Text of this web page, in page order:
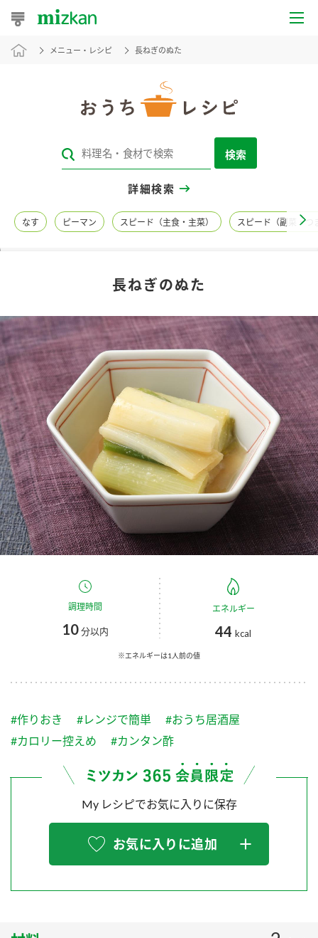
おうちレシピ
レシピカテゴリ一覧
レシピ名特集
商品カテゴリ
酢 調味酢
お酢ドリンク ぽん酢
みりん風・料理酒 鍋用調味料
つゆ たれ
スープ 中華
ふりかけ おすしの素
炊き込みご飯の素 米飯用調味液
Fibee
新商品一覧
キャンペーン情報
ブランド・スペシャルサイト
ブランド・スペシャルサイト トップ
商品ブランドサイト
Fibee（ファイビー）
くらしプラ酢
お酢ドリンク
つゆ
納豆のサイト
三ツ判山吹
スペシャルサイト
お酢を知ろう！
すしラボ
企業情報
国内事業概要
企業理念
ミツカンの歴史
ミツカンを知る
環境への取り組み
MIM（ミツカンミュージアム）
お客様相談センター
お客様の声をいかしました
販売終了製品のご案内
よくあるご質問
メニュー・レシピ 長ねぎのぬた
検索
詳細検索
なす ピーマン スピード（主食・主菜） スピード（副菜・つ
長ねぎのぬた
調理時間
10分以内
エネルギー
44 kcal
※エネルギーは1人前の値
#作りおき #レンジで簡単
#おうち居酒屋
#カロリー控えめ
#カンタン酢
My レシピでお気に入りに保存
お気に入りに追加